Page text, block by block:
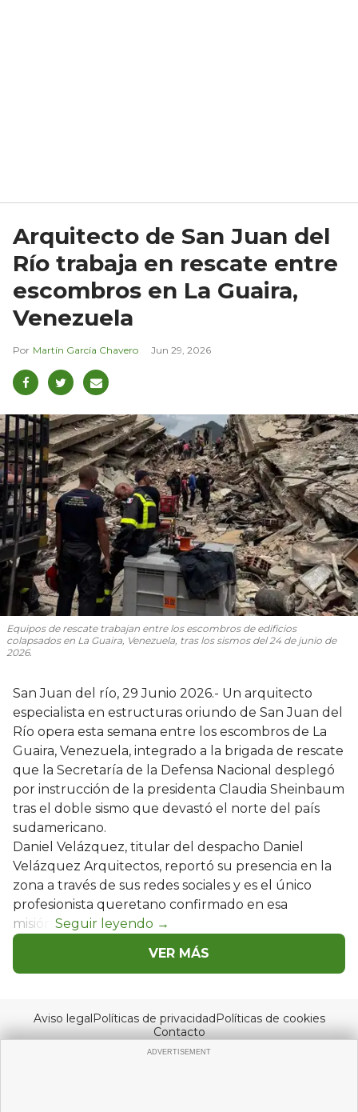
Arquitecto de San Juan del
Río trabaja en rescate entre
escombros en La Guaira,
Venezuela
Martín García Chavero Jun 29, 2026
Equipos de rescate trabajan entre los escombros de edificios
colapsados en La Guaira, Venezuela, tras los sismos del 24 de junio de
2026.
San Juan del río, 29 Junio 2026.- Un arquitecto
especialista en estructuras oriundo de San Juan del
Río opera esta semana entre los escombros de La
Guaira, Venezuela, integrado a la brigada de rescate
que la Secretaría de la Defensa Nacional desplegó
por instrucción de la presidenta Claudia Sheinbaum
tras el doble sismo que devastó el norte del país
sudamericano.
Daniel Velázquez, titular del despacho Daniel
Velázquez Arquitectos, reportó su presencia en la
zona a través de sus redes sociales y es el único
profesionista queretano confirmado en esa
misión.
VER MÁS
Aviso legalPolíticas de privacidadPolíticas de cookies
Contacto